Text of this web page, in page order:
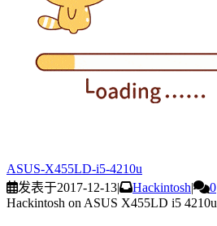
ASUS-X455LD-i5-4210u
发表于2017-12-13| Hackintosh| 0
Hackintosh on ASUS X455LD i5 4210u